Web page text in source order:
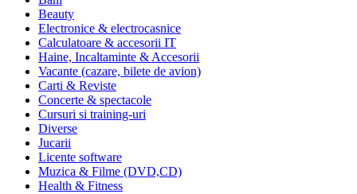
Beauty
Electronice & electrocasnice
Calculatoare & accesorii IT
Haine, Incaltaminte & Accesorii
Vacante (cazare, bilete de avion)
Carti & Reviste
Concerte & spectacole
Cursuri si training-uri
Diverse
Jucarii
Licente software
Muzica & Filme (DVD,CD)
Health & Fitness